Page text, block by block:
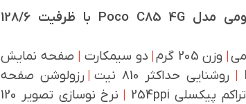
نگاه کلی به گوشی شیائومی مدل Poco C85 4G با ظرفیت 128/6
| وزن 205 گرم | دو سیمکارت | صفحه نمایش
|روشنایی حداکثر 810 نیت |رزولوشن صفحه
تراکم پیکسلی 254ppi |
نرخ نوسازی تصویر 120